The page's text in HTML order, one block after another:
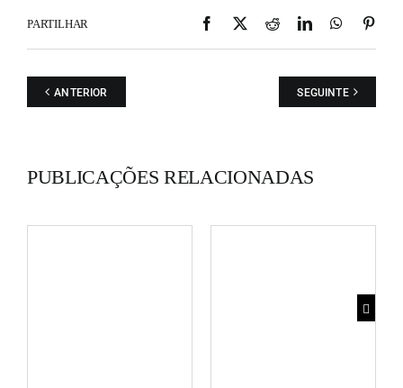
PARTILHAR Facebook
X RedditLinkedIn
ANTERIOR SEGUINTE
PUBLICAÇÕES RELACIONADAS